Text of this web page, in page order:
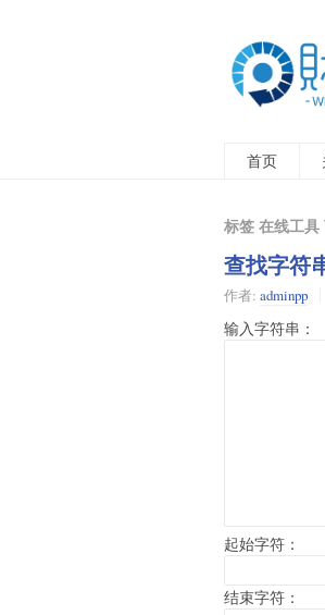
首页
标签 在线工具
查找字符
作者: adminpp
输入字符串：
起始字符：
结束字符：